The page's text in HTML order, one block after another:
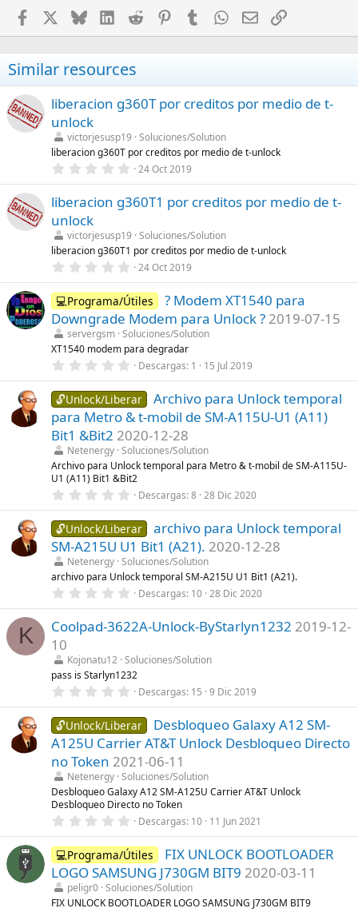
Facebook BlueskyLinkedInReddit PinterestTumblr WhatsApp
EmailEnlace
Similar resources
liberacion g360T por creditos por medio de t-
unlock
victorjesusp19
Soluciones/Solution
liberacion g360T por creditos por medio de t-unlock
0
0
0
e
t
r
e
l
a
(
s
)
24 Oct 2019
liberacion g360T1 por creditos por medio de t-
unlock
victorjesusp19
Soluciones/Solution
liberacion g360T1 por creditos por medio de t-unlock
0
0
0
e
s
t
r
e
l
a
(
s
)
24 Oct 2019
💻Programa/Útiles
? Modem XT1540 para
Downgrade Modem para Unlock ? 2019-07-15
servergsm Soluciones/Solution
XT1540 modem para degradar
0
0
0
e
s
t
r
e
l
l
a
s
)
Descargas 1 15 Jul 2019
🔓Unlock/Liberar
Archivo para Unlock temporal
para Metro & t-mobil de SM-A115U-U1 (A11)
Bit1 &Bit2 2020-12-28
Netenergy Soluciones/Solution
Archivo para Unlock temporal para Metro & t-mobil de SM-A115U-
U1 (A11) Bit1 &Bit2
0
0
0
e
s
t
r
e
l
(
Descargas 8 28 Dic 2020
🔓Unlock/Liberar
archivo para Unlock temporal
SM-A215U U1 Bit1 (A21). 2020-12-28
Netenergy Soluciones/Solution
archivo para Unlock temporal SM-A215U U1 Bit1 (A21).
0
0
0
e
t
r
e
l
a
(
s
)
Descargas 10 28 Dic 2020
K Coolpad-3622A-Unlock-ByStarlyn1232 2019-12-
10
Kojonatu12 Soluciones/Solution
pass is Starlyn1232
0
0
0
e
s
t
r
e
l
l
a
s
)
Descargas 15 9 Dic 2019
🔓Unlock/Liberar
Desbloqueo Galaxy A12 SM-
A125U Carrier AT&T Unlock Desbloqueo Directo
no Token 2021-06-11
Netenergy Soluciones/Solution
Desbloqueo Galaxy A12 SM-A125U Carrier AT&T Unlock
Desbloqueo Directo no Token
0
0
0
e
s
t
r
Descargas 10 11 Jun 2021
💻Programa/Útiles
FIX UNLOCK BOOTLOADER
LOGO SAMSUNG J730GM BIT9 2020-03-11
peligr0 Soluciones/Solution
FIX UNLOCK BOOTLOADER LOGO SAMSUNG J730GM BIT9